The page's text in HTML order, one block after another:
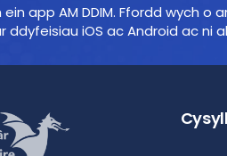
ein app AM DDIM. Ffordd wych
ddyfeisiau iOS ac Android ac ni